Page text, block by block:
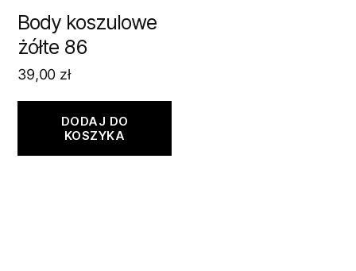
Body koszulowe
żółte 86
39,00 zł
DODAJ DO
KOSZYKA